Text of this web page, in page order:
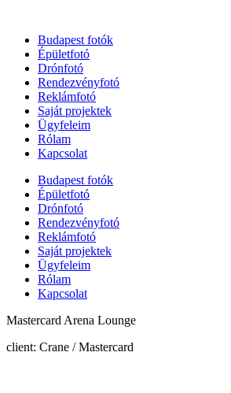
Budapest fotók
Épületfotó
Drónfotó
Rendezvényfotó
Reklámfotó
Saját projektek
Ügyfeleim
Rólam
Kapcsolat
Budapest fotók
Épületfotó
Drónfotó
Rendezvényfotó
Reklámfotó
Saját projektek
Ügyfeleim
Rólam
Kapcsolat
Mastercard Arena Lounge
client: Crane / Mastercard